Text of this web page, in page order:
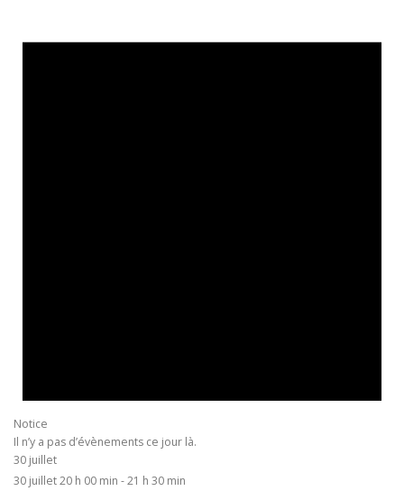
Notice
Il n’y a pas d’évènements ce jour là.
30 juillet
30 juillet 20 h 00 min -21 h 30 min